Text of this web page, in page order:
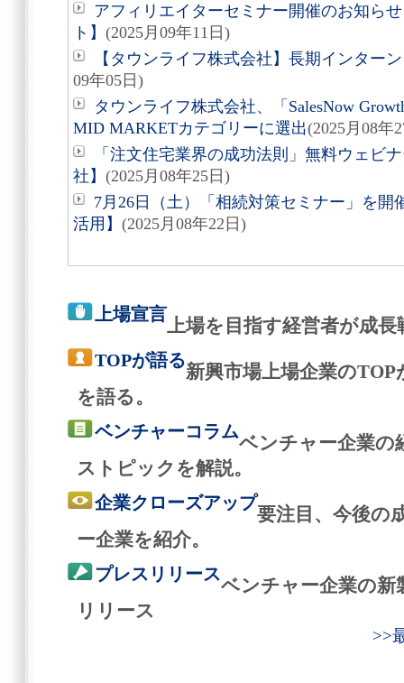
アフィリエイターセミナー開催のお知ら
ト】 (2025月09年11日)
【タウンライフ株式会社】長期インター
09年05日)
タウンライフ株式会社、「SalesNow
MID MARKETカテゴリーに選出(2025月08年
「注文住宅業界の成功法則」無料ウェビ
社】 (2025月08年25日)
7月26日（土）「相続対策セミナー」を開
活用】 (2025月08年22日)
上場宣言
上場を目指す経営者が成
TOPが語る
新興市場上場企業の
を語る。
ベンチャーコラム
ベンチャー企業の
ストピックを解説。
企業クローズアップ
要注目、今後の
ー企業を紹介。
プレスリリース
ベンチャー企業の新
リリース
>>